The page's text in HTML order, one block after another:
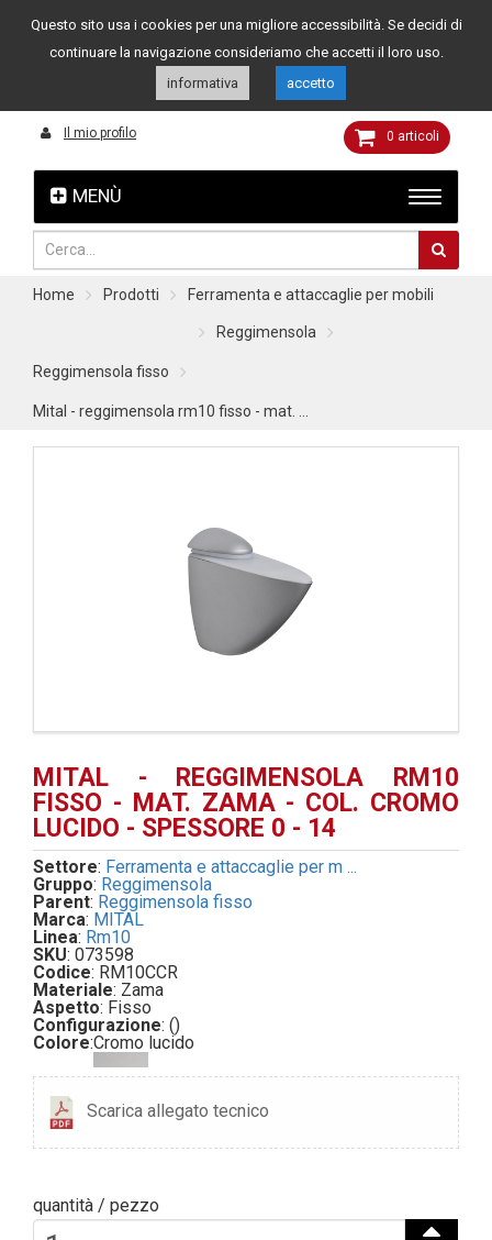
Assistenza clienti 049 8015108 349 4262144
MENÙ
Il mio profilo 0 articoli
Home Prodotti Ferramenta e attaccaglie per mobili
Reggimensola
Reggimensola fisso
Mital - reggimensola rm10 fisso - mat. ...
MITAL - REGGIMENSOLA RM10
FISSO - MAT. ZAMA - COL. CROMO
LUCIDO - SPESSORE 0 - 14
Settore: Ferramenta e attaccaglie per m ...
Gruppo: Reggimensola
Parent: Reggimensola fisso
Marca: MITAL
Linea: Rm10
SKU: 073598
Codice: RM10CCR
Materiale: Zama
Aspetto: Fisso
Configurazione: ()
Colore:Cromo lucido
Scarica allegato tecnico
quantità / pezzo
Questo sito usa i cookies per una migliore accessibilità. Se decidi di
continuare la navigazione consideriamo che accetti il loro uso.
informativa
accetto